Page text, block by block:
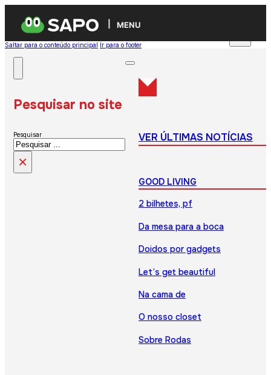
MENU
Saltar para o conteúdo principal Ir para o footer
Pesquisar no site
Pesquisar
×
VER ÚLTIMAS NOTÍCIAS
GOOD LIVING
2 bilhetes, pf
Da mesa para a boca
Doidos por gadgets
Let’s get beautiful
Na cama de
O nosso closet
Sobre Rodas